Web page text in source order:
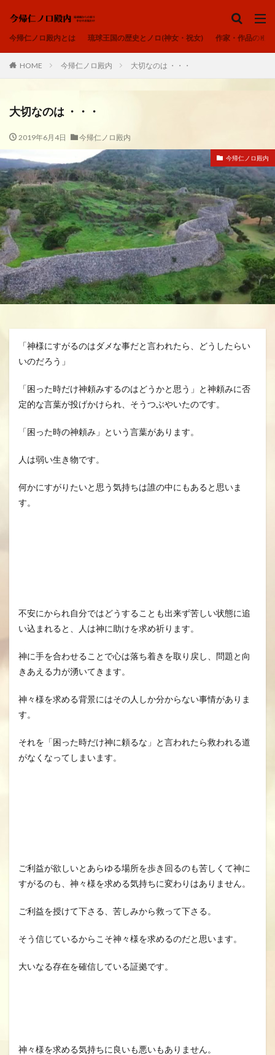
今帰仁ノロ殿内とは 琉球王国の歴史とノロ(神女・祝女) 作家・作品のご
HOME 今帰仁ノロ殿内 大切なのは ・・・
大切なのは ・・・
2019年6月4日 今帰仁ノロ殿内
今帰仁ノロ殿内
「神様にすがるのはダメな事だと言われたら、どうしたらい
いのだろう」
「困った時だけ神頼みするのはどうかと思う」と神頼みに否
定的な言葉が投げかけられ、そうつぶやいたのです。
「困った時の神頼み」という言葉があります。
人は弱い生き物です。
何かにすがりたいと思う気持ちは誰の中にもあると思いま
す。
不安にかられ自分ではどうすることも出来ず苦しい状態に追
い込まれると、人は神に助けを求め祈ります。
神に手を合わせることで心は落ち着きを取り戻し、問題と向
きあえる力が湧いてきます。
神々様を求める背景にはその人しか分からない事情がありま
す。
それを「困った時だけ神に頼るな」と言われたら救われる道
がなくなってしまいます。
ご利益が欲しいとあらゆる場所を歩き回るのも苦しくて神に
すがるのも、神々様を求める気持ちに変わりはありません。
ご利益を授けて下さる、苦しみから救って下さる。
そう信じているからこそ神々様を求めるのだと思います。
大いなる存在を確信している証拠です。
神々様を求める気持ちに良いも悪いもありません。
ノロ、ユタ、カミンチュ ヒヌカン
御嶽
カテゴリー
アオリヤエ
ウートートー
今帰仁ノロ殿内、幸せのお福わけ、再出発、fresh-START、
心、清浄
内在神、直感
寄り添う、居場所、ここにいるよ
感謝、祈りの作法、沖縄の祈り、礼儀を重んじる、拝所、御嶽
我が子へ、出会い、喜び、子宝、大吉夢
波動、揚げる、心の拠り所、立ち上がる
琉球の祈り、ノロ、神女、祝女、今帰仁城、尚巴志王、琉球処
分、グスク祭祀
生きる、幸せ、安らかに
空、雲、思いやり
龍さん、見える見えない、当たり前に備わる機能
龍の背、龍神様、夢、実現
検索